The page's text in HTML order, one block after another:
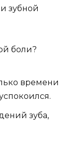
зубной
боли?
времени
зуба,